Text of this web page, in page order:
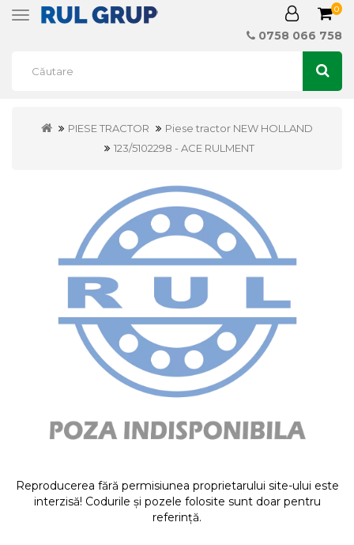
Toggle
0
0758 066 758
PIESE TRACTOR
Piese tractor NEW HOLLAND
123/5102298 - ACE RULMENT
Reproducerea fără permisiunea proprietarului site-ului este
interzisă! Codurile și pozele folosite sunt doar pentru
referință.